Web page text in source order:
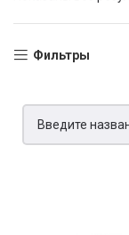
Фильтры